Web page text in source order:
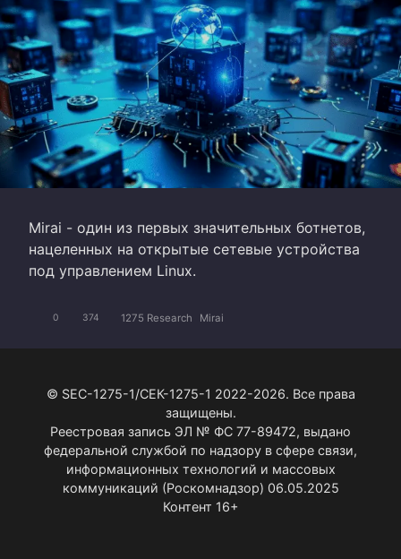
Mirai - один из первых значительных ботнетов,
нацеленных на открытые сетевые устройства
под управлением Linux.
0 374 1275 Research Mirai
© SEC-1275-1/СЕК-1275-1 2022-2026. Все права
защищены.
Реестровая запись ЭЛ № ФС 77-89472, выдано
федеральной службой по надзору в сфере связи,
информационных технологий и массовых
коммуникаций (Роскомнадзор) 06.05.2025
Контент 16+